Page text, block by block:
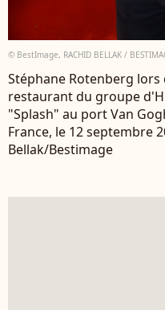
© BestImage, RACHID BELLAK /
Stéphane Rotenberg
restaurant du groupe
"Splash" au port Van
France, le 12 septembre
Bellak/Bestimage